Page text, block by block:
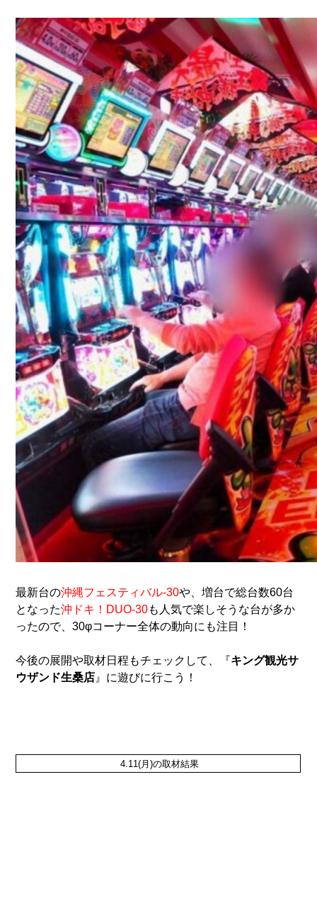
最新台の沖縄フェスティバル‐30や、増台で総台数60台
となった沖ドキ！DUO‐30も人気で楽しそうな台が多か
ったので、30φコーナー全体の動向にも注目！
今後の展開や取材日程もチェックして、『キング観光サ
ウザンド生桑店 』に遊びに行こう！
4.11(月)の取材結果